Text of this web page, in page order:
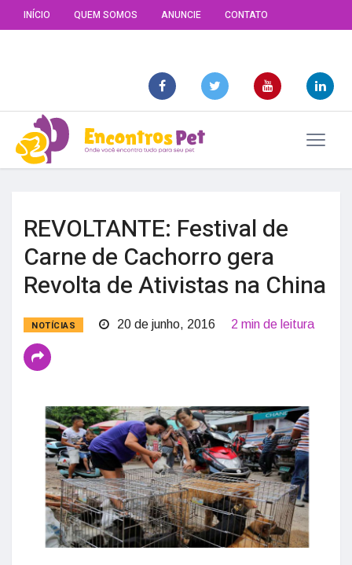
INÍCIO QUEM SOMOS ANUNCIE CONTATO
REVOLTANTE: Festival de
Carne de Cachorro gera
Revolta de Ativistas na China
NOTÍCIAS 20 de junho, 2016 2 min de leitura